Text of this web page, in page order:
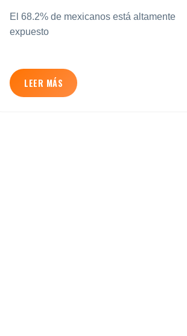
El 68.2% de mexicanos está altamente
expuesto
LEER MÁS